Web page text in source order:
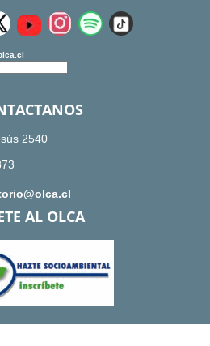
2540
AL OLCA